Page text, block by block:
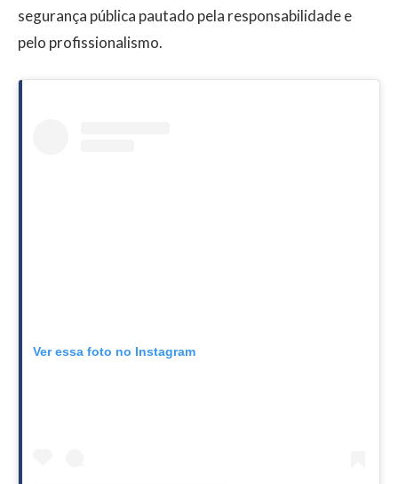
segurança pública pautado pela responsabilidade e
pelo profissionalismo.
Ver essa foto no Instagram